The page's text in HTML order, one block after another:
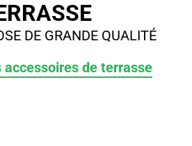
DE GRANDE QUALITÉ
accessoires de terrasse